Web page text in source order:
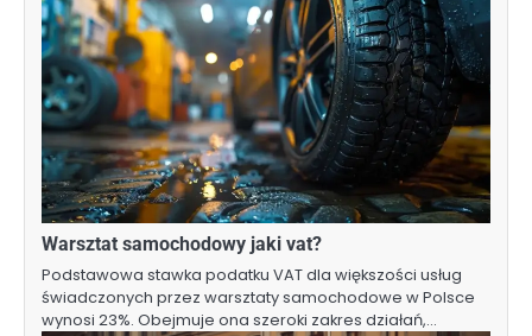
Warsztat samochodowy jaki vat?
Podstawowa stawka podatku VAT dla większości usług
świadczonych przez warsztaty samochodowe w Polsce
wynosi 23%. Obejmuje ona szeroki zakres działań,…